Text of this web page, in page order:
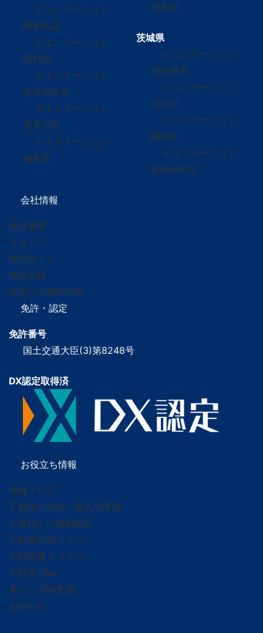
イエステーション
南相馬店
イエステーション
田村店
イエステーション
会津若松店
イエステーション
喜多方店
イエステーション
福島店
石巻店
茨城県
イエステーション
北茨城店
イエステーション
日立店
イエステーション
那珂店
イエステーション
常陸太田店
会社情報
会社概要
スタッフ
採用サイト
売買実績
販売中の物件情報
免許・認定
免許番号
国土交通大臣(3)第8248号
DX認定取得済
お役立ち情報
地域ブログ
不動産の売却／購入の事例
お客様との感動秘話
不動産売却コラム
不動産購入コラム
不動産Tips
暮らしの知恵袋
お知らせ